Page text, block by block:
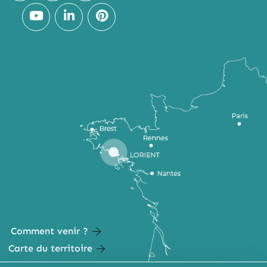
Comment venir ?
Carte du territoire